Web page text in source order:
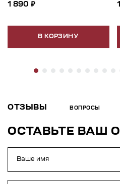
1 890 ₽
В КОРЗИНУ
ОТЗЫВЫ ВОПРОСЫ
ОСТАВЬТЕ ВАШ